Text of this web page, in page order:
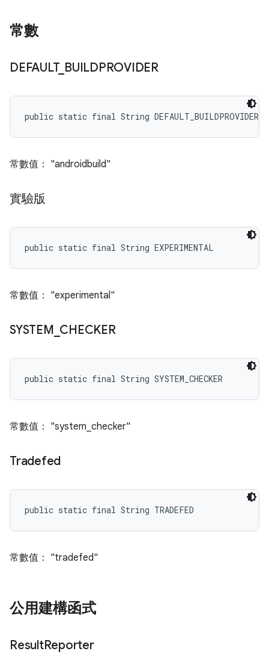
常數
DEFAULT_ BUILDPROVIDER
public static final String DEFAULT_BUILDPROVIDER
常數值： "androidbuild"
實驗版
public static final String EXPERIMENTAL
常數值： "experimental"
SYSTEM CHECKER
public static final String SYSTEM_CHECKER
常數值： "system_checker"
Tradefed
public static final String TRADEFED
常數值： "tradefed"
公用建構函式
ResultReporter